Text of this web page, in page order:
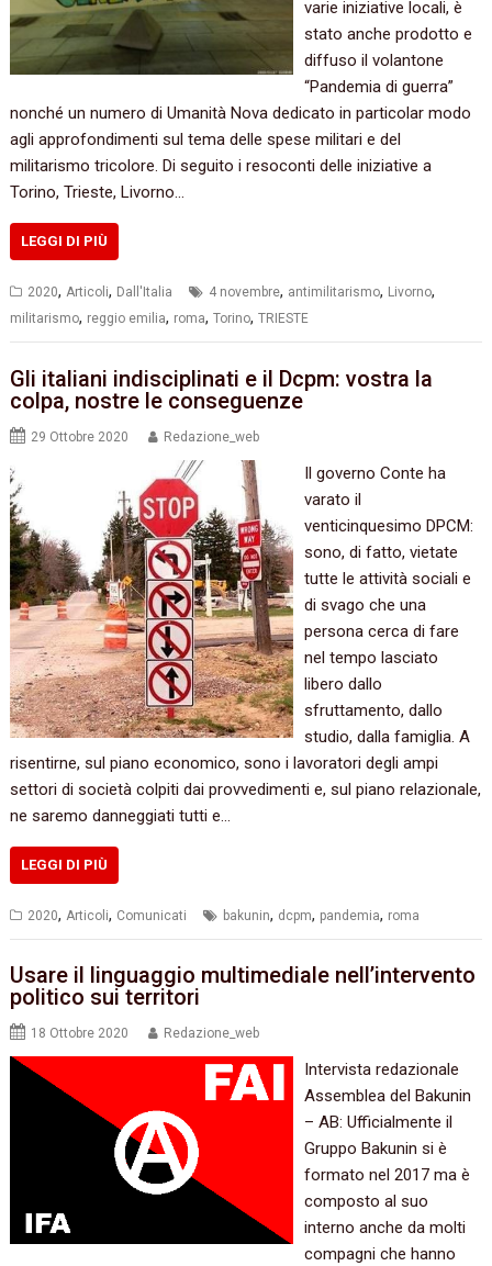
varie iniziative locali, è
stato anche prodotto e
diffuso il volantone
“Pandemia di guerra”
nonché un numero di Umanità Nova dedicato in particolar modo
agli approfondimenti sul tema delle spese militari e del
militarismo tricolore. Di seguito i resoconti delle iniziative a
Torino, Trieste, Livorno…
LEGGI DI PIÙ
2020,Articoli, Dall'Italia 4 novembre, antimilitarismo, Livorno,
militarismo, reggio emilia, roma,Torino,TRIESTE
Gli italiani indisciplinati e il Dcpm: vostra la
colpa, nostre le conseguenze
29 Ottobre 2020 Redazione_web
Il governo Conte ha
varato il
venticinquesimo DPCM:
sono, di fatto, vietate
tutte le attività sociali e
di svago che una
persona cerca di fare
nel tempo lasciato
libero dallo
sfruttamento, dallo
studio, dalla famiglia. A
risentirne, sul piano economico, sono i lavoratori degli ampi
settori di società colpiti dai provvedimenti e, sul piano relazionale,
ne saremo danneggiati tutti e…
LEGGI DI PIÙ
2020, Articoli, Comunicati bakunin, dcpm, pandemia, roma
Usare il linguaggio multimediale nell’intervento
politico sui territori
18 Ottobre 2020 Redazione_web
Intervista redazionale
Assemblea del Bakunin
– AB: Ufficialmente il
Gruppo Bakunin si è
formato nel 2017 ma è
composto al suo
interno anche da molti
compagni che hanno